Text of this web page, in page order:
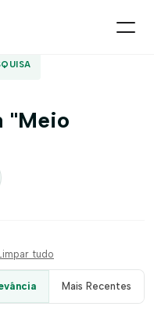
"Meio
tudo
Mais Recentes